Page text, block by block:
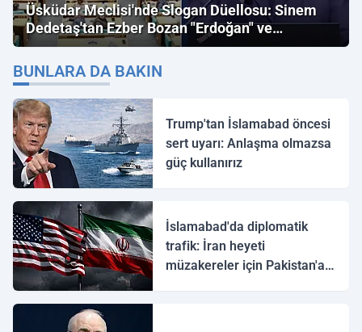
Üsküdar Meclisi'nde Slogan Düellosu: Sinem
Dedetaş'tan Ezber Bozan "Erdoğan" ve
"İmamoğlu" Çıkışı!
BUNLARA DA BAKIN
Trump'tan İslamabad öncesi
sert uyarı: Anlaşma olmazsa
güç kullanırız
İslamabad'da diplomatik
trafik: İran heyeti
müzakereler için Pakistan'a